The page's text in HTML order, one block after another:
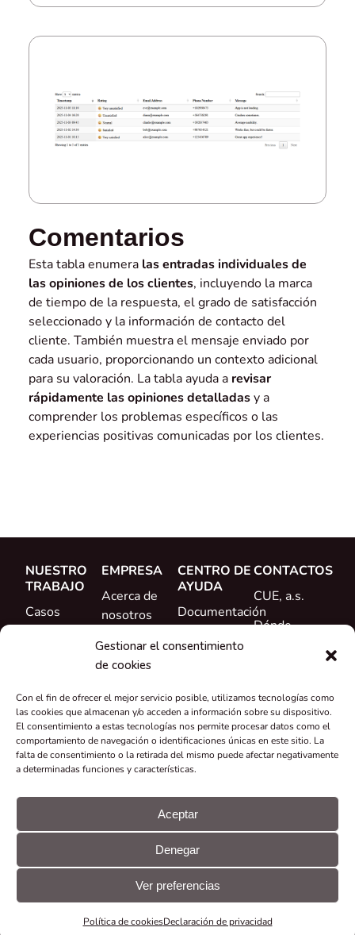
Gestionar el consentimiento
de cookies
Con el fin de ofrecer el mejor servicio posible, utilizamos tecnologías como
las cookies que almacenan y/o acceden a información sobre su dispositivo.
El consentimiento a estas tecnologías nos permite procesar datos como el
comportamiento de navegación o identificaciones únicas en este sitio. La
falta de consentimiento o la retirada del mismo puede afectar negativamente
a determinadas funciones y características.
Aceptar
Denegar
Ver preferencias
Política de cookiesDeclaración de privacidad
Comentarios
Esta tabla enumera las entradas individuales de
las opiniones de los clientes, incluyendo la marca
de tiempo de la respuesta, el grado de satisfacción
seleccionado y la información de contacto del
cliente. También muestra el mensaje enviado por
cada usuario, proporcionando un contexto adicional
para su valoración. La tabla ayuda a revisar
rápidamente las opiniones detalladasy a
comprender los problemas específicos o las
experiencias positivas comunicadas por los clientes.
NUESTRO
TRABAJO
Casos
Novedades
EMPRESA
Acerca de
nosotros
Conoce al
equipo
Carrera
profesional
Certificados y
declaraciones
Subvenciones
y proyectos
CENTRO DE
AYUDA
Documentación
Formación
CONTACTOS
CUE, a.s.
Dónde
© CUE, a.s.
Todos los
PreferenciasDeclaración